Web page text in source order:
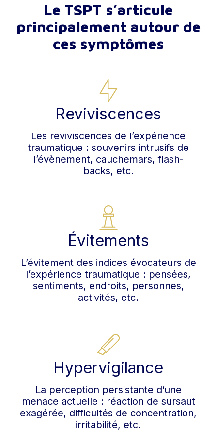
Le TSPT s’articule
principalement autour de
ces symptômes
Reviviscences
Les reviviscences de l’expérience
traumatique : souvenirs intrusifs de
l’évènement, cauchemars, flash-
backs, etc.
Évitements
L’évitement des indices évocateurs de
l’expérience traumatique : pensées,
sentiments, endroits, personnes,
activités, etc.
Hypervigilance
La perception persistante d’une
menace actuelle : réaction de sursaut
exagérée, difficultés de concentration,
irritabilité, etc.